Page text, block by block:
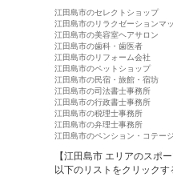
江田島市のセレクトショップ
江田島市のリラクゼーションマ
江田島市の美容室ヘアサロン
江田島市の歯科・歯医者
江田島市のリフォーム会社
江田島市のペットショップ
江田島市の民宿・旅館・宿坊
江田島市の司法書士事務所
江田島市の行政書士事務所
江田島市の税理士事務所
江田島市の弁理士事務所
江田島市のペンション・コテー
【江田島市 エリアのスポ
以下のリストをクリック